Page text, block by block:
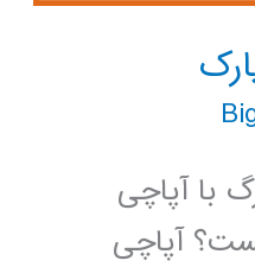
با آپاچی
آپاچی